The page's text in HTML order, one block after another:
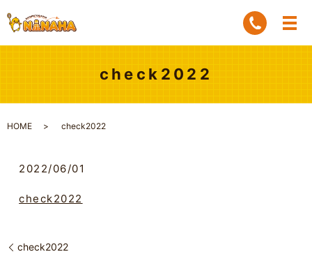
check2022
HOME check2022
2022/06/01
check2022
check2022